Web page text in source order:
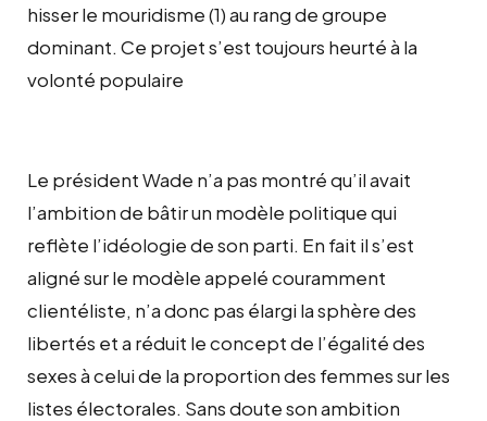
hisser le mouridisme (1) au rang de groupe
dominant. Ce projet s’est toujours heurté à la
volonté populaire
Le président Wade n’a pas montré qu’il avait
l’ambition de bâtir un modèle politique qui
reflète l’idéologie de son parti. En fait il s’est
aligné sur le modèle appelé couramment
clientéliste, n’a donc pas élargi la sphère des
libertés et a réduit le concept de l’égalité des
sexes à celui de la proportion des femmes sur les
listes électorales. Sans doute son ambition